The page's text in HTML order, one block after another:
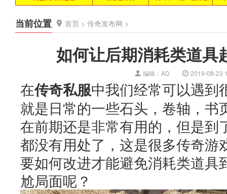
当前位置 首页 > 传奇发布网 >
如何让后期消耗类道具
编辑：AD 2019-08-23
在传奇私服中我们经常可以遇到
就是日常的一些石头，卷轴，书
在前期还是非常有用的，但是到
都没有用处了，这是很多传奇游
要如何改进才能避免消耗类道具
尬局面呢？